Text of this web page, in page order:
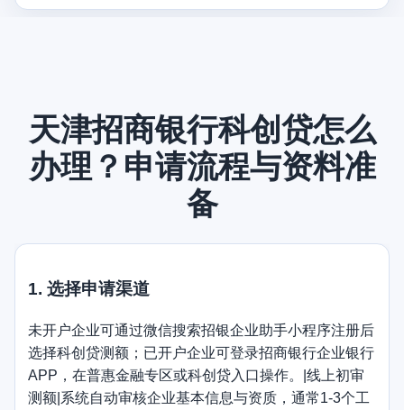
天津招商银行科创贷怎么
办理？申请流程与资料准
备
1. 选择申请渠道
未开户企业可通过微信搜索招银企业助手小程序注册后
选择科创贷测额；已开户企业可登录招商银行企业银行
APP，在普惠金融专区或科创贷入口操作。|线上初审
测额|系统自动审核企业基本信息与资质，通常1-3个工